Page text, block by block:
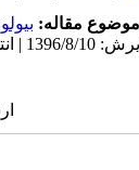
موضوع مقاله: